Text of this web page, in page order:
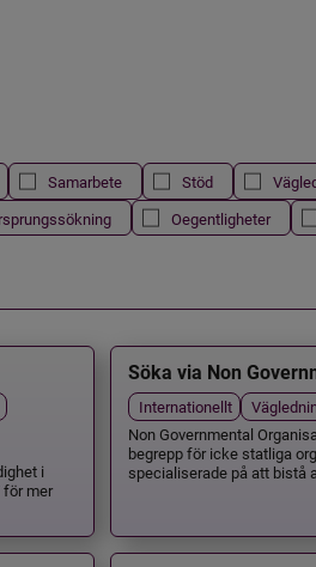
Samarbete Stöd
Oegentligheter
i
för mer
Söka via Non
Internationellt
Non Governmental
begrepp för icke statliga
specialiserade på att bistå